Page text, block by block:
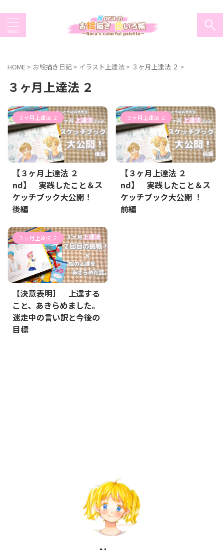
HOME > お絵描き日記 > イラスト上達法 > ３ヶ月上達法 ２ >
３ヶ月上達法 ２
３ヶ月上達法 ２
【３ヶ月上達法 ２
nd】 実践したこと＆ス
ケッチブック大公開！
後編
３ヶ月上達法 ２
【３ヶ月上達法 ２
nd】 実践したこと＆ス
ケッチブック大公開 ！
前編
３ヶ月上達法 ２
【決意表明】 上達する
こと、あきらめました。
迷走中の言い訳と今後の
目標